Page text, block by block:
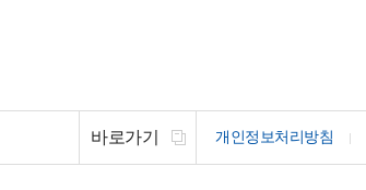
바로가기 개인정보처리방침